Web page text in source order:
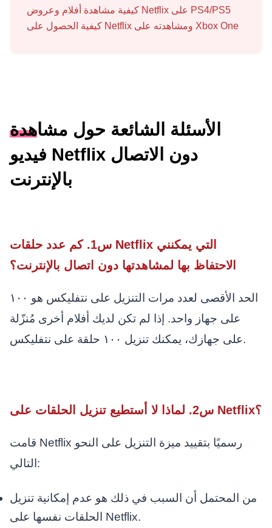
كيفية مشاهدة أفلام وعروض Netflix على PS4/PS5
كيفية الحصول على Netflix ومشاهدته على Xbox One
الأسئلة الشائعة حول مشاهدة
فيديو Netflix دون الاتصال
بالإنترنت
س1. كم عدد حلقات Netflix التي يمكنني
الاحتفاظ بها لمشاهدتها دون اتصال بالإنترنت؟
الحد الأقصى لعدد مرات التنزيل على نتفليكس هو ١٠٠
على جهاز واحد. إذا لم تكن لديك أفلام أخرى مُنزّلة
على جهازك، يمكنك تنزيل ١٠٠ حلقة على نتفليكس.
س2. لماذا لا أستطيع تنزيل الحلقات على Netflix؟
قامت Netflix رسميًا بتقييد ميزة التنزيل على النحو
التالي:
من المحتمل أن السبب في ذلك هو عدم إمكانية تنزيل
الحلقات نفسها على Netflix.